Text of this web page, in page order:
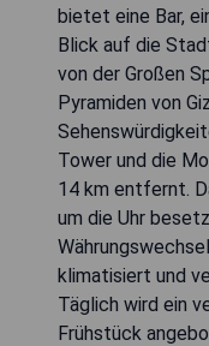
bietet eine Bar,
Blick auf die
von der Großen
Pyramiden von
Tower und die
14 km entfernt.
um die Uhr
klimatisiert und
Täglich wird ein
Frühstück